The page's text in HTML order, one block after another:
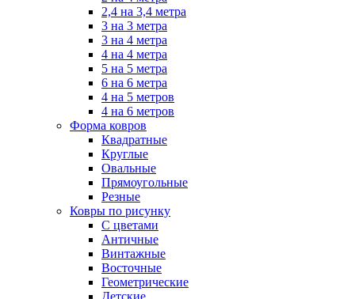
2,4 на 3,4 метра
3 на 3 метра
3 на 4 метра
4 на 4 метра
5 на 5 метра
6 на 6 метра
4 на 5 метров
4 на 6 метров
Форма ковров
Квадратные
Круглые
Овальные
Прямоугольные
Резные
Ковры по рисунку
C цветами
Античные
Винтажные
Восточные
Геометрические
Детские